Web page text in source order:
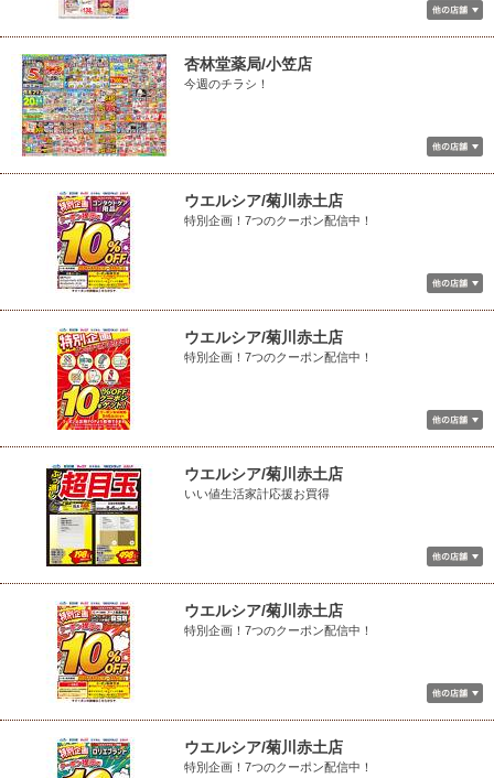
杏林堂薬局/小笠店
今週のチラシ！
ウエルシア/菊川赤土店
特別企画！7つのクーポン配信中！
ウエルシア/菊川赤土店
特別企画！7つのクーポン配信中！
ウエルシア/菊川赤土店
いい値生活家計応援お買得
ウエルシア/菊川赤土店
特別企画！7つのクーポン配信中！
ウエルシア/菊川赤土店
特別企画！7つのクーポン配信中！